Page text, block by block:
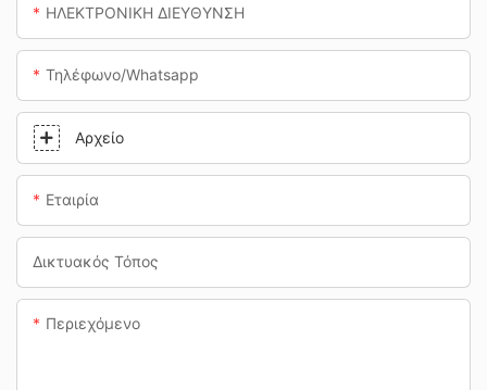
ΗΛΕΚΤΡΟΝΙΚΗ ΔΙΕΥΘΥΝΣΗ
Τηλέφωνο/whatsapp
Αρχείο
Εταιρία
Δικτυακός Τόπος
Περιεχόμενο